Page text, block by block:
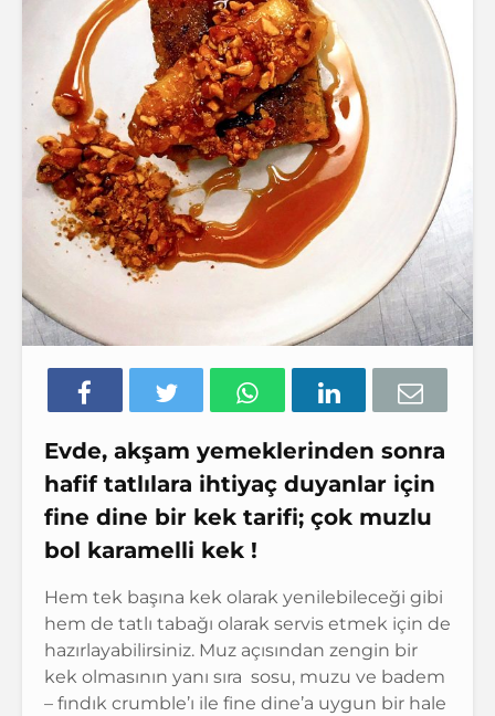
Evde, akşam yemeklerinden sonra
hafif tatlılara ihtiyaç duyanlar için
fine dine bir kek tarifi; çok muzlu
bol karamelli kek !
Hem tek başına kek olarak yenilebileceği gibi
hem de tatlı tabağı olarak servis etmek için de
hazırlayabilirsiniz. Muz açısından zengin bir
kek olmasının yanı sıra sosu, muzu ve badem
– fındık crumble’ı ile fine dine’a uygun bir hale